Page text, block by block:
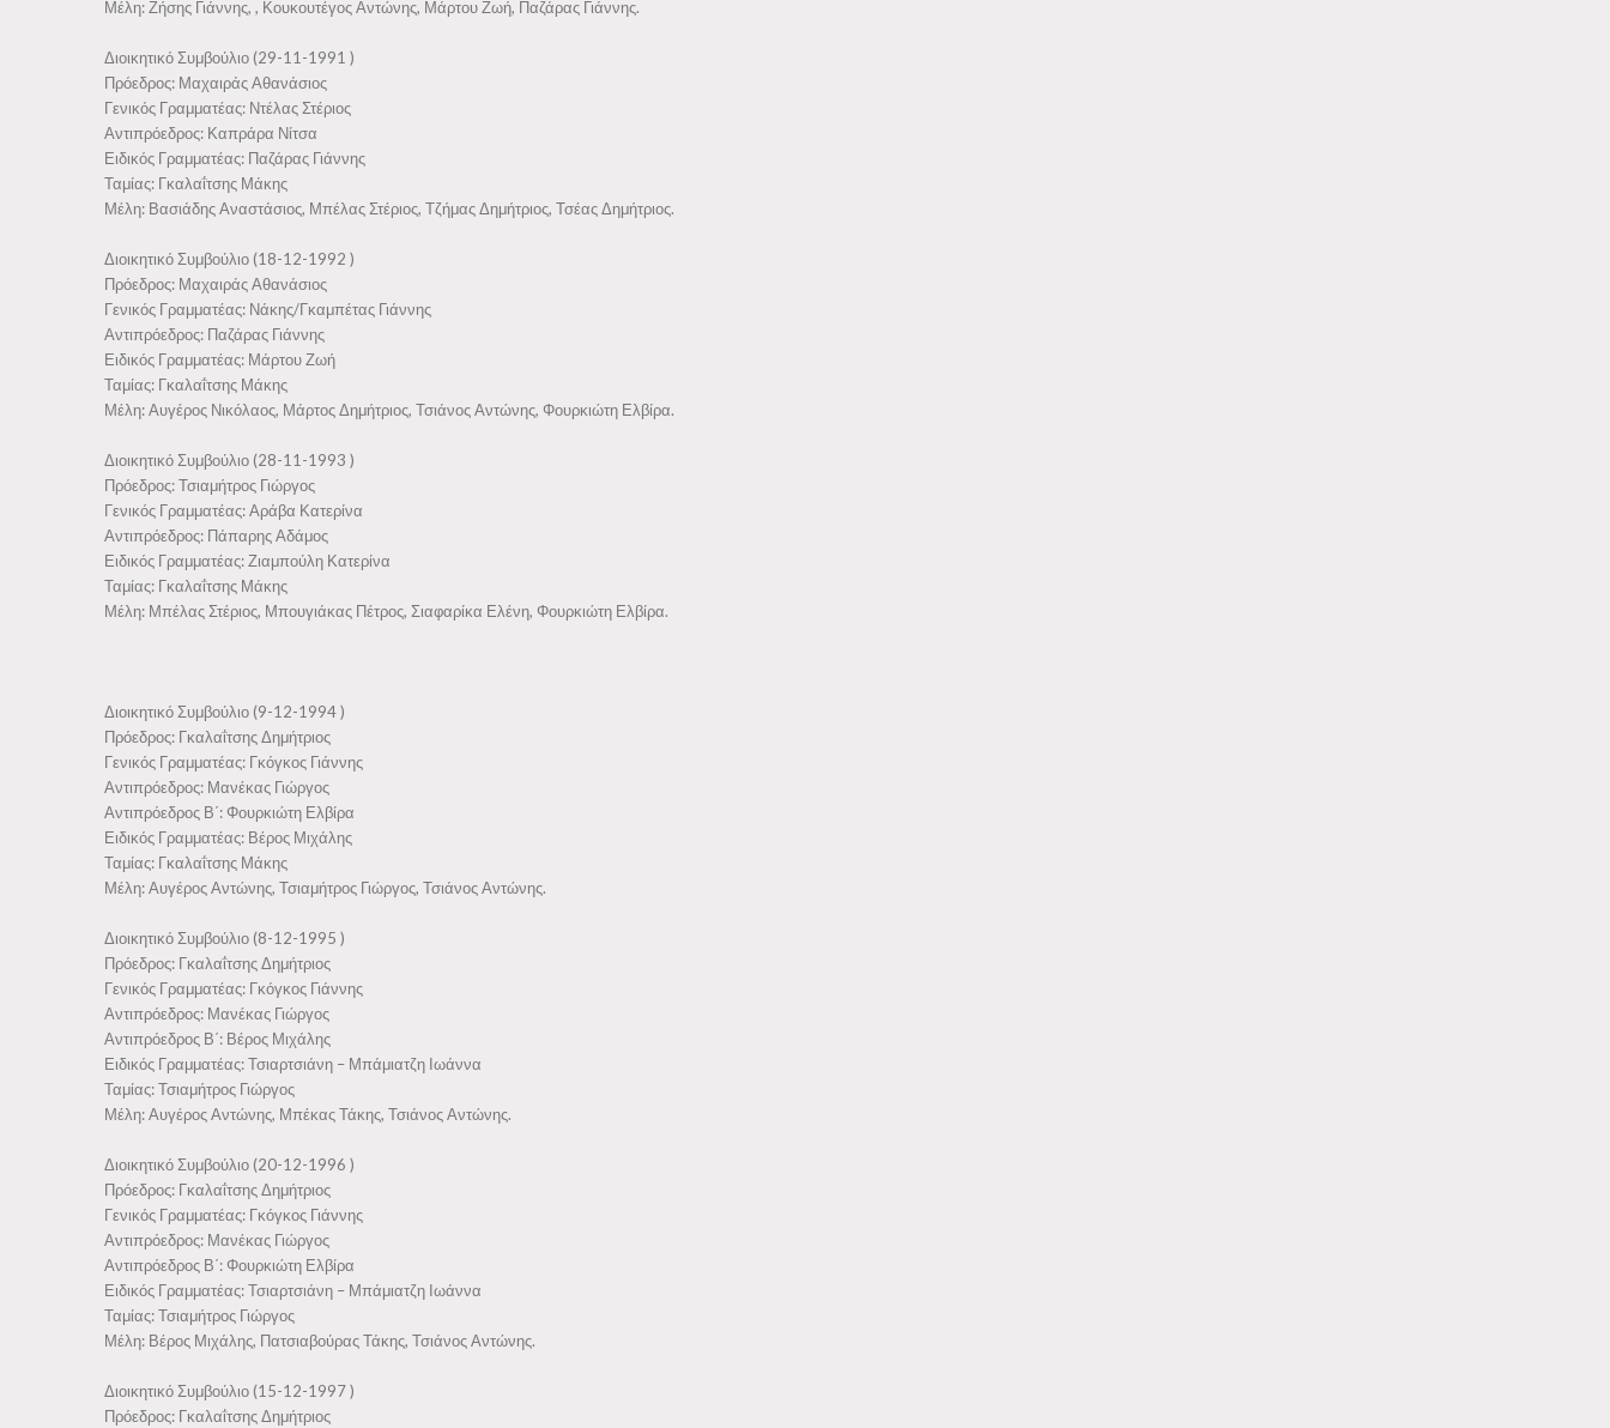
Μέλη: Ζήσης Γιάννης, , Κουκουτέγος Αντώνης, Μάρτου Ζωή, Παζάρας Γιάννης.
Διοικητικό Συμβούλιο (29-11-1991 )
Πρόεδρος: Μαχαιράς Αθανάσιος
Γενικός Γραμματέας: Ντέλας Στέριος
Αντιπρόεδρος: Καπράρα Νίτσα
Ειδικός Γραμματέας: Παζάρας Γιάννης
Ταμίας: Γκαλαΐτσης Μάκης
Μέλη: Βασιάδης Αναστάσιος, Μπέλας Στέριος, Τζήμας Δημήτριος, Τσέας Δημήτριος.
Διοικητικό Συμβούλιο (18-12-1992 )
Πρόεδρος: Μαχαιράς Αθανάσιος
Γενικός Γραμματέας: Νάκης/Γκαμπέτας Γιάννης
Αντιπρόεδρος: Παζάρας Γιάννης
Ειδικός Γραμματέας: Μάρτου Ζωή
Ταμίας: Γκαλαΐτσης Μάκης
Μέλη: Αυγέρος Νικόλαος, Μάρτος Δημήτριος, Τσιάνος Αντώνης, Φουρκιώτη Ελβίρα.
Διοικητικό Συμβούλιο (28-11-1993 )
Πρόεδρος: Τσιαμήτρος Γιώργος
Γενικός Γραμματέας: Αράβα Κατερίνα
Αντιπρόεδρος: Πάπαρης Αδάμος
Ειδικός Γραμματέας: Ζιαμπούλη Κατερίνα
Ταμίας: Γκαλαΐτσης Μάκης
Μέλη: Μπέλας Στέριος, Μπουγιάκας Πέτρος, Σιαφαρίκα Ελένη, Φουρκιώτη Ελβίρα.
Διοικητικό Συμβούλιο (9-12-1994 )
Πρόεδρος: Γκαλαΐτσης Δημήτριος
Γενικός Γραμματέας: Γκόγκος Γιάννης
Αντιπρόεδρος: Μανέκας Γιώργος
Αντιπρόεδρος Β΄: Φουρκιώτη Ελβίρα
Ειδικός Γραμματέας: Βέρος Μιχάλης
Ταμίας: Γκαλαΐτσης Μάκης
Μέλη: Αυγέρος Αντώνης, Τσιαμήτρος Γιώργος, Τσιάνος Αντώνης.
Διοικητικό Συμβούλιο (8-12-1995 )
Πρόεδρος: Γκαλαΐτσης Δημήτριος
Γενικός Γραμματέας: Γκόγκος Γιάννης
Αντιπρόεδρος: Μανέκας Γιώργος
Αντιπρόεδρος Β΄: Βέρος Μιχάλης
Ειδικός Γραμματέας: Τσιαρτσιάνη – Μπάμιατζη Ιωάννα
Ταμίας: Τσιαμήτρος Γιώργος
Μέλη: Αυγέρος Αντώνης, Μπέκας Τάκης, Τσιάνος Αντώνης.
Διοικητικό Συμβούλιο (20-12-1996 )
Πρόεδρος: Γκαλαΐτσης Δημήτριος
Γενικός Γραμματέας: Γκόγκος Γιάννης
Αντιπρόεδρος: Μανέκας Γιώργος
Αντιπρόεδρος Β΄: Φουρκιώτη Ελβίρα
Ειδικός Γραμματέας: Τσιαρτσιάνη – Μπάμιατζη Ιωάννα
Ταμίας: Τσιαμήτρος Γιώργος
Μέλη: Βέρος Μιχάλης, Πατσιαβούρας Τάκης, Τσιάνος Αντώνης.
Διοικητικό Συμβούλιο (15-12-1997 )
Πρόεδρος: Γκαλαΐτσης Δημήτριος